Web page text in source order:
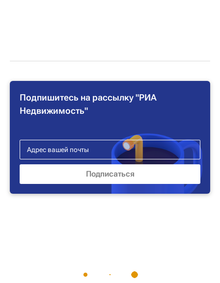
Подпишитесь на рассылку "РИА
Недвижимость"